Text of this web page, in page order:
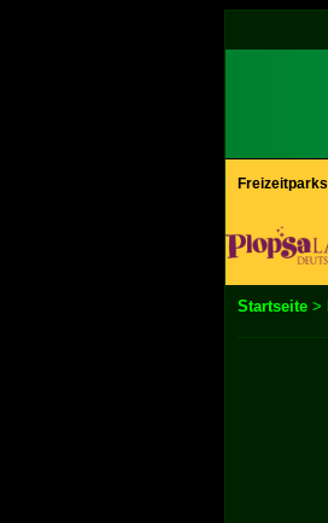
Freizeitparks
Startseite >